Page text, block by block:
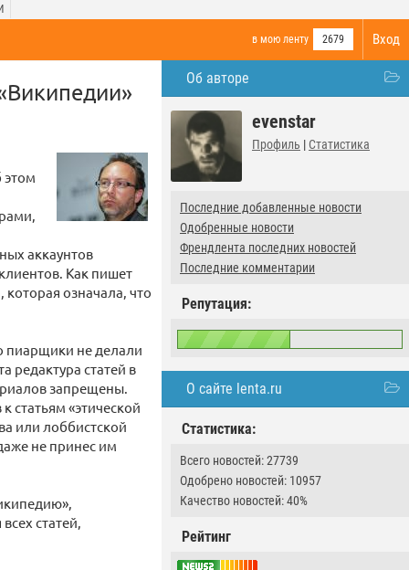
Вход
в мою ленту 2679
Об авторе
evenstar
Профиль | Статистика
Последние добавленные новости
Одобренные новости
Френдлента последних новостей
Последние комментарии
Репутация:
О сайте lenta.ru
Статистика:
Всего новостей: 27739
Одобрено новостей: 10957
Качество новостей: 40%
Рейтинг
этом
аккаунтов
Как пишет
означала, что
пиарщики не делали
редактура статей в
запрещены.
статьям «этической
или лоббистской
не принес им
статей,